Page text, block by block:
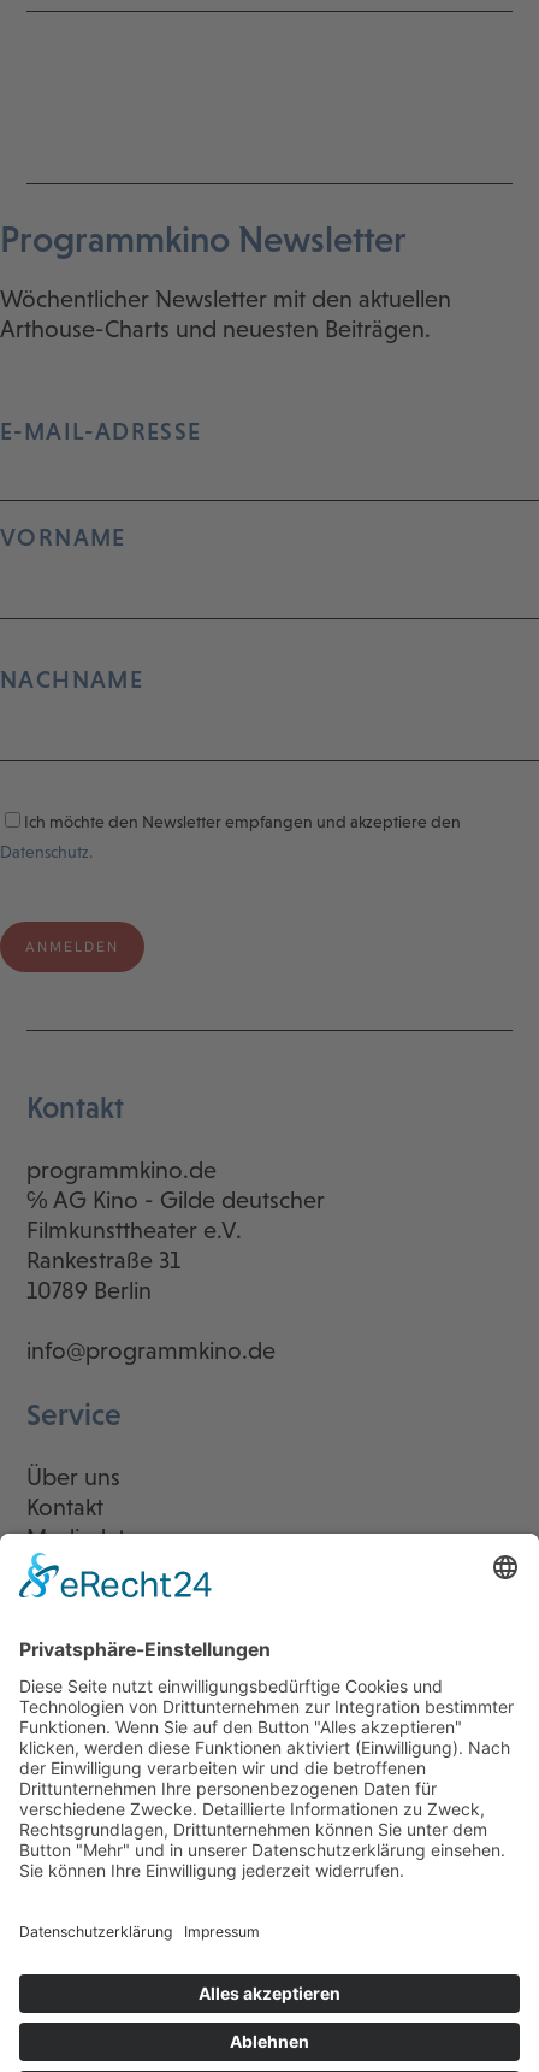
Programmkino Newsletter
Wöchentlicher Newsletter mit den aktuellen
Arthouse-Charts und neuesten Beiträgen.
E-MAIL-ADRESSE
VORNAME
NACHNAME
Ich möchte den Newsletter empfangen und akzeptiere den
Datenschutz.
Kontakt
programmkino.de
℅ AG Kino - Gilde deutscher
Filmkunsttheater e.V.
Rankestraße 31
10789 Berlin
info@programmkino.de
Service
Über uns
Kontakt
Mediadaten
Newsletter
LogIn
Legal
Impressum
Datenschutzerklärung
Cookie-Einstellungen
Programmkino.de richtet sich an Film- und Kinobegeisterte jeden
Geschlechts. Zur besseren Lesbarkeit haben wir uns aber entschlossen,
auf eine Doppelnennung oder Genderzeichen zu verzichten. Wo möglich